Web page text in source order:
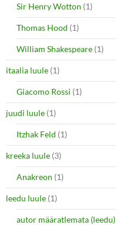
Sir Henry Wotton (1)
Thomas Hood (1)
William Shakespeare (1)
itaalia luule (1)
Giacomo Rossi (1)
juudi luule (1)
Itzhak Feld (1)
kreeka luule (3)
Anakreon (1)
leedu luule (1)
autor määratlemata (leedu)